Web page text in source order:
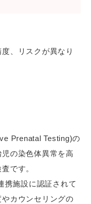
、リスクが異なり
Prenatal Testing)の
の染色体異常を高
です。
携施設に認証されて
カウンセリングの
を選択し、診療